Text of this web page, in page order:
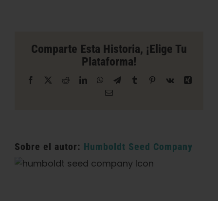
Los
Angeles
Comparte Esta Historia, ¡elige Tu
Plataforma!
Facebook RedditLinkedInWhatsAppTelegrama
Tumblr Pinterest
Vk
Xing
Correo
Sobre el autor: Humboldt Seed Company